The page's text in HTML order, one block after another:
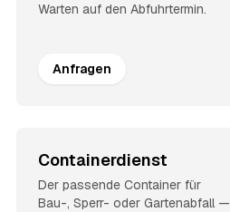
Warten auf den Abfuhrtermin.
Anfragen
Containerdienst
Der passende Container für
Bau-, Sperr- oder Gartenabfall —